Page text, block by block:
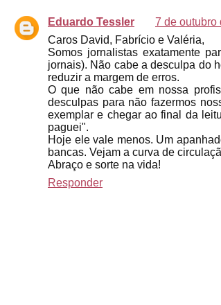
Eduardo Tessler
7 de outubro
Caros David, Fabrício e Valéria,
Somos jornalistas exatamente
jornais). Não cabe a desculpa do
reduzir a margem de erros.
O que não cabe em nossa
desculpas para não fazermos
exemplar e chegar ao final da
paguei".
Hoje ele vale menos. Um
bancas. Vejam a curva de
Abraço e sorte na vida!
Responder